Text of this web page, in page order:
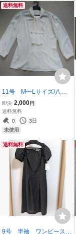
送料無料
11号 M〜Lサイズ/八分
袖 タイ付き チリメンブラ
ウス 制服 フォーマル コン
パニオン (株)チクマ U-
FACTORY 上質 高級 新品
即決 2,000円
送料無料
0
3日
未使用
送料無料
9号 半袖 ワンピース